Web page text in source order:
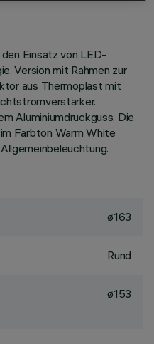
Einsatz von LED-
Version mit Rahmen zur
aus Thermoplast mit
Aluminiumdruckguss. Die
Farbton Warm White
ø163
Rund
ø153